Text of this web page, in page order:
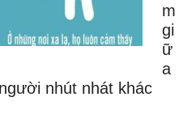
m
gi
ữ
a
nhút nhát khác